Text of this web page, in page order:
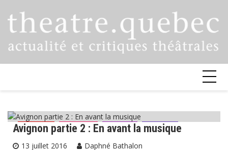
Avignon Critiques Festival Théâtre
Avignon partie 2 : En avant la musique
13 juillet 2016
Daphné Bathalon